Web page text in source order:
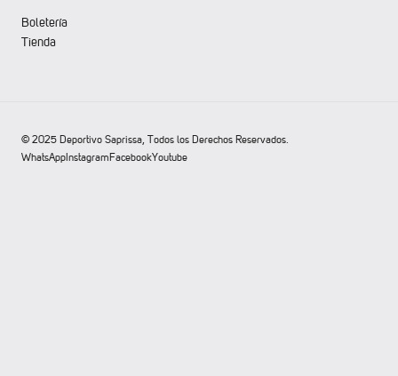
Boletería
Tienda
© 2025 Deportivo Saprissa, Todos los Derechos Reservados.
WhatsApp InstagramFacebookYoutube